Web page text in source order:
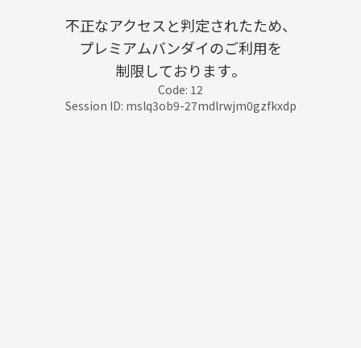
不正なアクセスと判定されたため、
プレミアムバンダイのご利用を
制限しております。
Code: 12
Session ID: mslq3ob9-27mdlrwjm0gzfkxdp